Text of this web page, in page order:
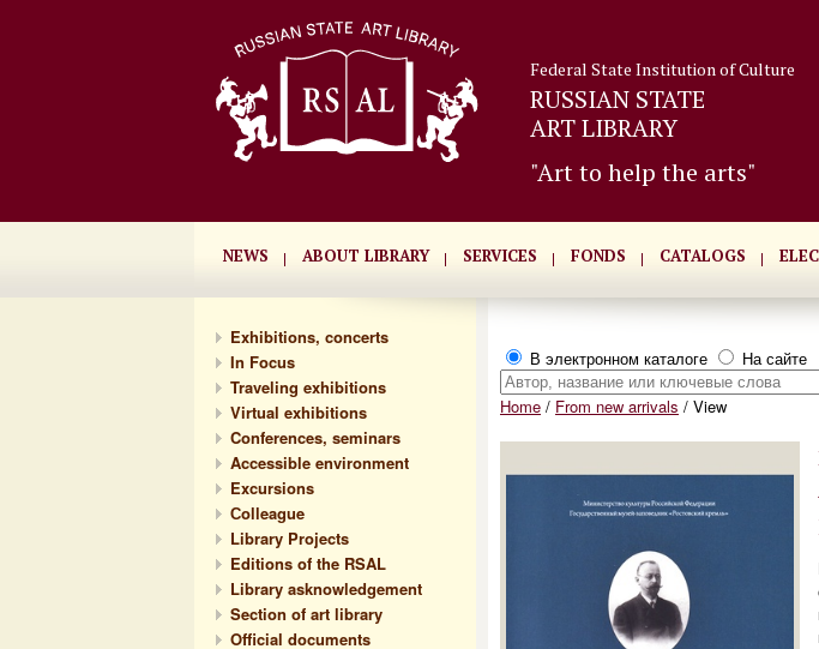
Federal State Institution of Culture
RUSSIAN STATE
ART LIBRARY
"Art to help the arts"
NEWS ABOUT LIBRARY SERVICES FONDS CATALOGS
Exhibitions, concerts
In Focus
Traveling exhibitions
Virtual exhibitions
Conferences, seminars
Accessible environment
Excursions
Сolleague
Library Projects
Editions of the RSAL
Library asknowledgement
Section of art library
Official documents
В электронном каталоге На сайте
Home / From new arrivals / View